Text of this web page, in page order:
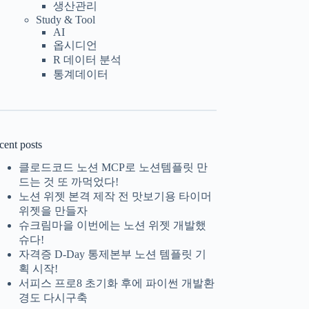
생산관리
Study & Tool
AI
옵시디언
R 데이터 분석
통계데이터
posts
클로드코드 노션 MCP로 노션템플릿 만
드는 것 또 까먹었다!
노션 위젯 본격 제작 전 맛보기용 타이머
위젯을 만들자
슈크림마을 이번에는 노션 위젯 개발했
슈다!
자격증 D-Day 통제본부 노션 템플릿 기
획 시작!
서피스 프로8 초기화 후에 파이썬 개발환
경도 다시구축